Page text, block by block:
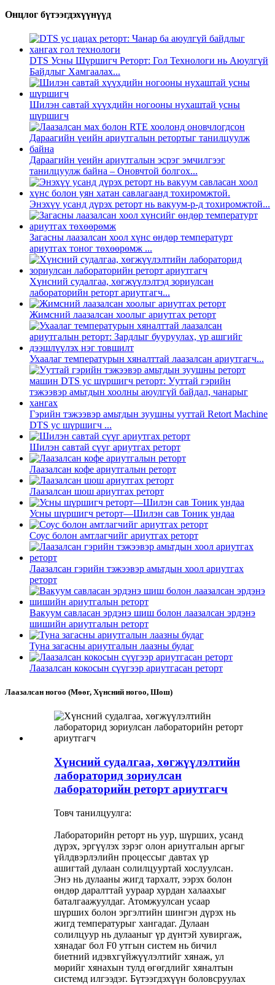
Онцлог бүтээгдэхүүнүүд
DTS Усны Шүршигч Реторт: Гол Технологи нь Аюулгүй
Байдлыг Хамгаалах...
Шилэн савтай хүүхдийн ногооны нухаштай усны
шүршигч
Дараагийн үеийн ариутгалын эсрэг эмчилгээг
танилцуулж байна – Оновчтой болгох...
Энэхүү усанд дүрэх реторт нь вакуум-p-д тохиромжтой...
Загасны лаазалсан хоол хүнс өндөр температурт
ариутгах тоног төхөөрөмж ...
Хүнсний судалгаа, хөгжүүлэлтэд зориулсан
лабораторийн реторт ариутгагч...
Жимсний лаазалсан хоолыг ариутгах реторт
Ухаалаг температурын хяналттай лаазалсан ариутгагч...
Гэрийн тэжээвэр амьтдын зуушны ууттай Retort Machine
DTS ус шүршигч ...
Шилэн савтай сүүг ариутгах реторт
Лаазалсан кофе ариутгалын реторт
Лаазалсан шош ариутгах реторт
Усны шүршигч реторт—Шилэн сав Тоник ундаа
Соус болон амтлагчийг ариутгах реторт
Лаазалсан гэрийн тэжээвэр амьтдын хоол ариутгах
реторт
Вакуум савласан эрдэнэ шиш болон лаазалсан эрдэнэ
шишийн ариутгалын реторт
Туна загасны ариутгалын лаазны будаг
Лаазалсан кокосын сүүгээр ариутгасан реторт
Лаазалсан ногоо (Мөөг, Хүнсний ногоо, Шош)
Хүнсний судалгаа, хөгжүүлэлтийн
лабораторид зориулсан
лабораторийн реторт ариутгагч
Товч танилцуулга:
Лабораторийн реторт нь уур, шүрших, усанд
дүрэх, эргүүлэх зэрэг олон ариутгалын аргыг
үйлдвэрлэлийн процессыг давтах үр
ашигтай дулаан солилцууртай хослуулсан.
Энэ нь дулааны жигд тархалт, ээрэх болон
өндөр даралттай уураар хурдан халаахыг
баталгаажуулдаг. Атомжуулсан усаар
шүрших болон эргэлтийн шингэн дүрэх нь
жигд температурыг хангадаг. Дулаан
солилцуур нь дулааныг үр дүнтэй хувиргаж,
хянадаг бол F0 утгын систем нь бичил
биетний идэвхгүйжүүлэлтийг хянаж, ул
мөрийг хянахын тулд өгөгдлийг хяналтын
системд илгээдэг. Бүтээгдэхүүн боловсруулах